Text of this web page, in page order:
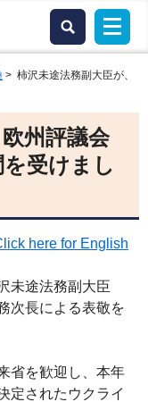
> 柿沢未途法務副大臣が、
州評議会
受けまし
here for English
未途法務副大臣
次長による表敬を
省を歓迎し、本年
定されたウクライ